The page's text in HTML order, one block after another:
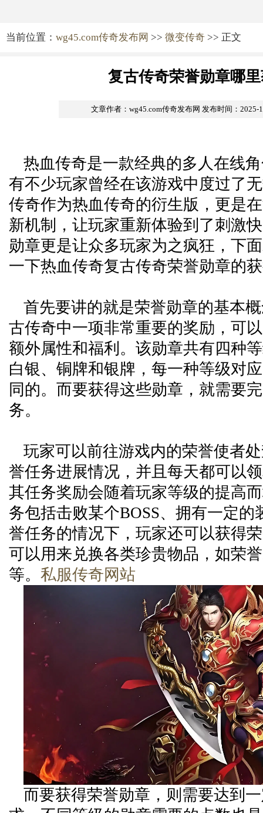
当前位置： wg45.com传奇发布网 >> 微变传奇 >> 正文
复古传奇荣誉勋章哪
文章作者：wg45.com传奇发布网 发布时间：2025-
热血传奇是一款经典的多人在线
有不少玩家曾经在该游戏中度过了
传奇作为热血传奇的衍生版，更是
新机制，让玩家重新体验到了刺激
勋章更是让众多玩家为之疯狂，下
一下热血传奇复古传奇荣誉勋章的
首先要讲的就是荣誉勋章的基本
古传奇中一项非常重要的奖励，可
额外属性和福利。该勋章共有四种
白银、铜牌和银牌，每一种等级对
同的。而要获得这些勋章，就需要
务。
玩家可以前往游戏内的荣誉使者
誉任务进展情况，并且每天都可以
其任务奖励会随着玩家等级的提高
务包括击败某个BOSS、拥有一定的
誉任务的情况下，玩家还可以获得
可以用来兑换各类珍贵物品，如荣
等。 私服传奇网站
而要获得荣誉勋章，则需要达到